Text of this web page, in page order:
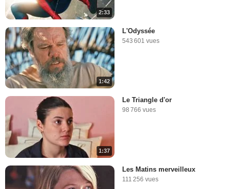
2:33
1:42
L'Odyssée
543 601 vues
1:37
Le Triangle d'or
98 766 vues
Les Matins merveilleux
111 256 vues